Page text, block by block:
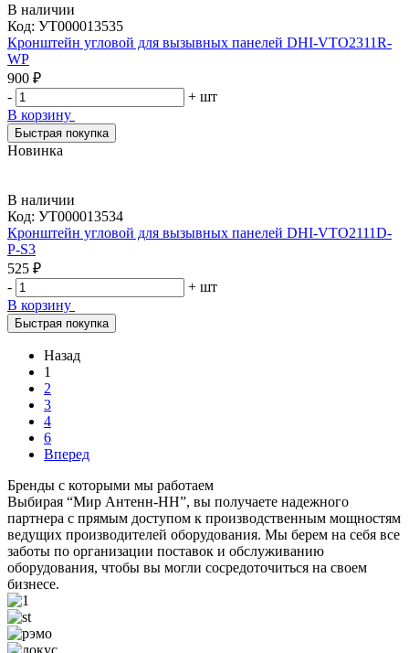
В наличии
Код: УТ000013535
Кронштейн угловой для вызывных панелей DHI-VTO2311R-
WP
900 ₽
-
+ шт
В корзину
Быстрая покупка
Новинка
В наличии
Код: УТ000013534
Кронштейн угловой для вызывных панелей DHI-VTO2111D-
P-S3
525 ₽
-
+ шт
В корзину
Быстрая покупка
Назад
1
2
3
4
6
Вперед
Бренды с которыми мы работаем
Выбирая “Мир Антенн-НН”, вы получаете надежного
партнера с прямым доступом к производственным мощностям
ведущих производителей оборудования. Мы берем на себя все
заботы по организации поставок и обслуживанию
оборудования, чтобы вы могли сосредоточиться на своем
бизнесе.